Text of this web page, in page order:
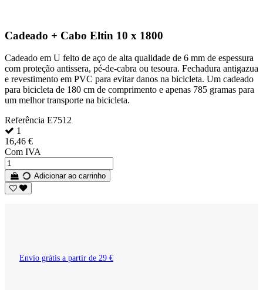
Cadeado + Cabo Eltin 10 x 1800
Cadeado em U feito de aço de alta qualidade de 6 mm de espessura
com proteção antissera, pé-de-cabra ou tesoura. Fechadura antigazua
e revestimento em PVC para evitar danos na bicicleta. Um cadeado
para bicicleta de 180 cm de comprimento e apenas 785 gramas para
um melhor transporte na bicicleta.
Referência E7512
1
16,46 €
Com IVA
Adicionar ao carrinho
Envio grátis a partir de 29 €